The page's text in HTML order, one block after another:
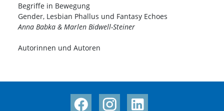
Begriffe in Bewegung
Gender, Lesbian Phallus und Fantasy Echoes
Anna Babka & Marlen Bidwell-Steiner
Autorinnen und Autoren